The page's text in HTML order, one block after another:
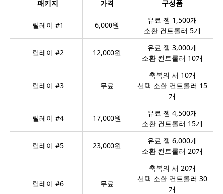
패키지 가격 구성품
릴레이 #1 6,000원
유료 젬 1,500개
소환 컨트롤러 5개
릴레이 #2 12,000원
유료 젬 3,000개
소환 컨트롤러 10개
릴레이 #3 무료
축복의 서 10개
선택 소환 컨트롤러 15
개
릴레이 #4 17,000원
유료 젬 4,500개
소환 컨트롤러 15개
릴레이 #5 23,000원
유료 젬 6,000개
소환 컨트롤러 20개
릴레이 #6 무료
축복의 서 20개
선택 소환 컨트롤러 30
개